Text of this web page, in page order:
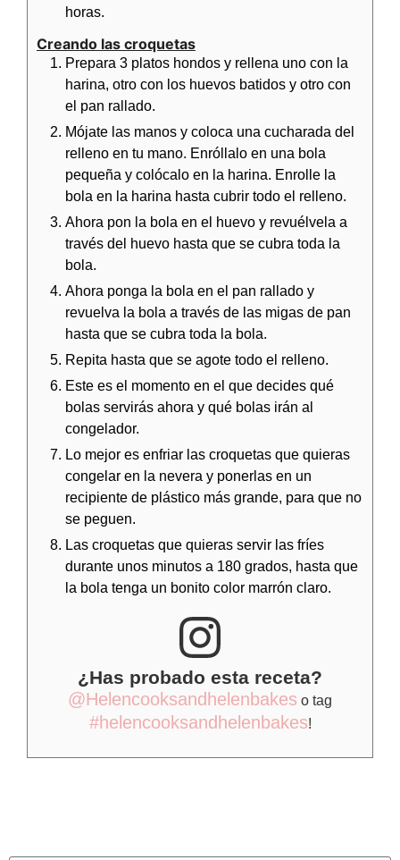
horas.
Creando las croquetas
Prepara 3 platos hondos y rellena uno con la
harina, otro con los huevos batidos y otro con
el pan rallado.
Mójate las manos y coloca una cucharada del
relleno en tu mano. Enróllalo en una bola
pequeña y colócalo en la harina. Enrolle la
bola en la harina hasta cubrir todo el relleno.
Ahora pon la bola en el huevo y revuélvela a
través del huevo hasta que se cubra toda la
bola.
Ahora ponga la bola en el pan rallado y
revuelva la bola a través de las migas de pan
hasta que se cubra toda la bola.
Repita hasta que se agote todo el relleno.
Este es el momento en el que decides qué
bolas servirás ahora y qué bolas irán al
congelador.
Lo mejor es enfriar las croquetas que quieras
congelar en la nevera y ponerlas en un
recipiente de plástico más grande, para que no
se peguen.
Las croquetas que quieras servir las fríes
durante unos minutos a 180 grados, hasta que
la bola tenga un bonito color marrón claro.
¿Has probado esta receta?
@Helencooksandhelenbakes o tag
#helencooksandhelenbakes!